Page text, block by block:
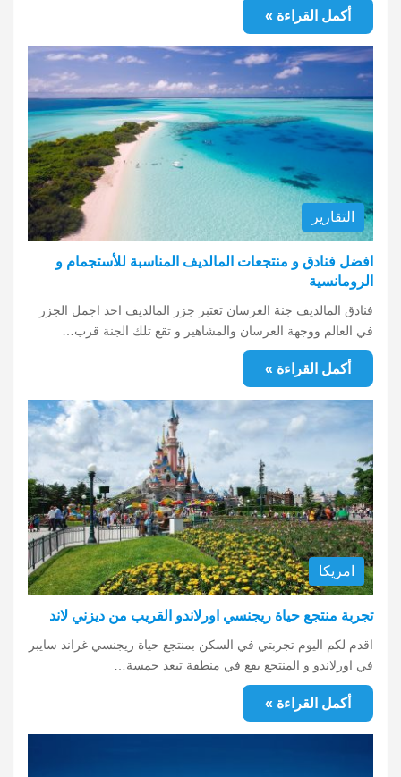
أكمل القراءة »
التقارير
افضل فنادق و منتجعات المالديف المناسبة للأستجمام و
الرومانسية
فنادق المالديف جنة العرسان تعتبر جزر المالديف احد اجمل الجزر
في العالم ووجهة العرسان والمشاهير و تقع تلك الجنة قرب…
أكمل القراءة »
امريكا
تجربة منتجع حياة ريجنسي اورلاندو القريب من ديزني لاند
اقدم لكم اليوم تجربتي في السكن بمنتجع حياة ريجنسي غراند سايبر
في اورلاندو و المنتجع يقع في منطقة تبعد خمسة…
أكمل القراءة »